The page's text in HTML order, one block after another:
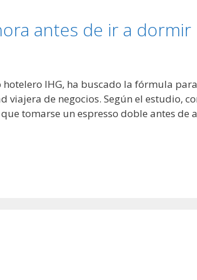
antes de ir a dormir
IHG, ha buscado la fórmula
de negocios. Según el estudio,
tomarse un espresso doble antes de